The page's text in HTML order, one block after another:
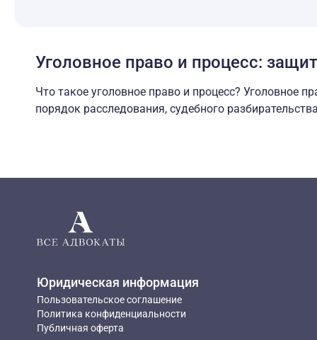
Уголовное право и процесс:
Что такое уголовное право и процесс? Уголовное
Что такое уголовное право и процесс? Уголовное
порядок расследования, судебного
Юридическая информация
Пользовательское соглашение
Политика конфиденциальности
Публичная оферта